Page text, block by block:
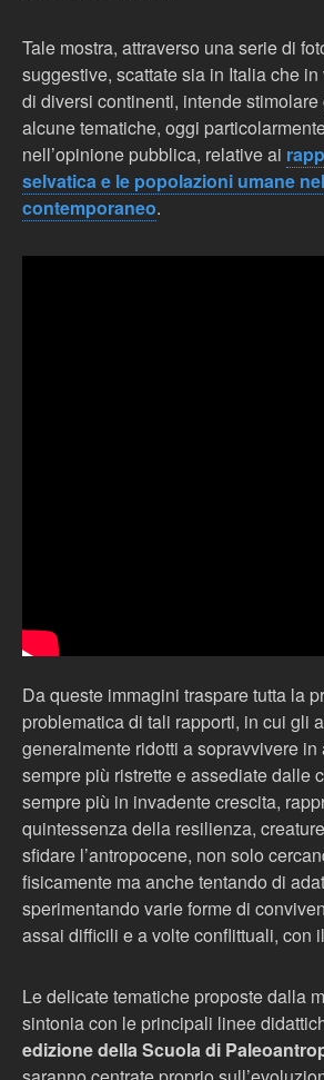
Tale mostra, attraverso una serie di
suggestive, scattate sia in Italia che
di diversi continenti, intende
alcune tematiche, oggi
nell’opinione pubblica, relative ai
selvatica e le popolazioni umane
contemporaneo.
Da queste immagini traspare tutta la
problematica di tali rapporti, in cui gli
generalmente ridotti a sopravvivere in
sempre più ristrette e assediate dalle
sempre più in invadente crescita,
quintessenza della resilienza,
sfidare l’antropocene, non solo
fisicamente ma anche tentando di
sperimentando varie forme di
assai difficili e a volte conflittuali, con
Le delicate tematiche proposte dalla
sintonia con le principali linee
edizione della Scuola di